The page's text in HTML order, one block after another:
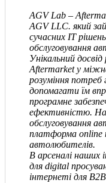
AGV Lab –
AGVLLC. який
сучасних IT
обслуговування
Унікальний
Aftermarket у
розуміння потреб
допомагати їм
програмне
ефективністю.
обслуговування
платформа online
автолюбителів.
В арсеналі наших
для digital
інтернеті для